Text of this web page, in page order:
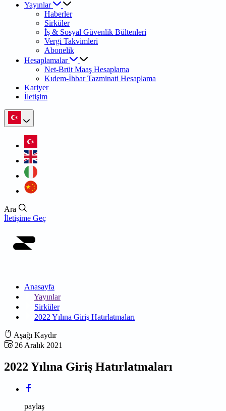
Yayınlar
Haberler
Sirküler
İş & Sosyal Güvenlik Bültenleri
Vergi Takvimleri
Abonelik
Hesaplamalar
Net-Brüt Maaş Hesaplama
Kıdem-İhbar Tazminati Hesaplama
Kariyer
İletişim
Ara
İletişime Geç
Anasayfa
Yayınlar
Sirküler
2022 Yılına Giriş Hatırlatmaları
Aşağı Kaydır
26 Aralık 2021
2022 Yılına Giriş Hatırlatmaları
paylaş